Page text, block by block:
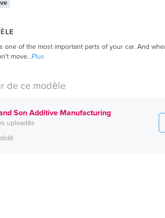
one of the most important parts of your car. And
move...Plus
de ce modèle
Son Additive Manufacturing
uploadés